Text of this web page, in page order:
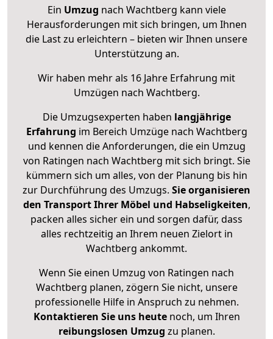
Ein Umzug nach Wachtberg kann viele
Herausforderungen mit sich bringen, um Ihnen
die Last zu erleichtern – bieten wir Ihnen unsere
Unterstützung an.
Wir haben mehr als 16 Jahre Erfahrung mit
Umzügen nach Wachtberg.
Die Umzugsexperten haben langjährige
Erfahrung im Bereich Umzüge nach Wachtberg
und kennen die Anforderungen, die ein Umzug
von Ratingen nach Wachtberg mit sich bringt. Sie
kümmern sich um alles, von der Planung bis hin
zur Durchführung des Umzugs. Sie organisieren
den Transport Ihrer Möbel und Habseligkeiten,
packen alles sicher ein und sorgen dafür, dass
alles rechtzeitig an Ihrem neuen Zielort in
Wachtberg ankommt.
Wenn Sie einen Umzug von Ratingen nach
Wachtberg planen, zögern Sie nicht, unsere
professionelle Hilfe in Anspruch zu nehmen.
Kontaktieren Sie uns heutenoch, um Ihren
reibungslosen Umzug zu planen.